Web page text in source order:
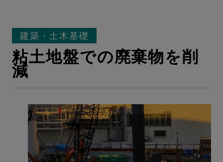
建築・土木基礎
粘土地盤での廃棄物を削
減